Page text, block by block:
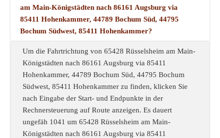
am Main-Königstädten nach 86161 Augsburg via
85411 Hohenkammer, 44789 Bochum Süd, 44795
Bochum Südwest, 85411 Hohenkammer?
Um die Fahrtrichtung von 65428 Rüsselsheim am Main-
Königstädten nach 86161 Augsburg via 85411
Hohenkammer, 44789 Bochum Süd, 44795 Bochum
Südwest, 85411 Hohenkammer zu finden, klicken Sie
nach Eingabe der Start- und Endpunkte in der
Rechnersteuerung auf Route anzeigen. Es dauert
ungefäh 1041 um 65428 Rüsselsheim am Main-
Königstädten nach 86161 Augsburg via 85411